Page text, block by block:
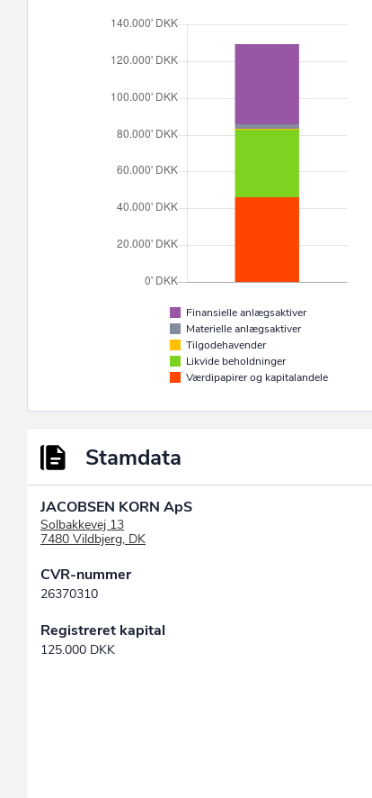
Finansielle anlægsaktiver
Materielle anlægsaktiver
Tilgodehavender
Likvide beholdninger
Værdipapirer og kapitalandele
Stamdata
JACOBSEN KORN ApS
Solbakkevej 13
7480 Vildbjerg, DK
CVR-nummer
26370310
Registreret kapital
125.000 DKK